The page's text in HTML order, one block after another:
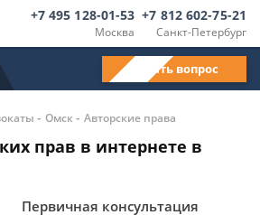
Москва
+7 495 128-01-53
Санкт-Петербург
+7 812 602-75-21
Задать вопрос
- Омск- Авторские права
прав в интернете в
Первичная консультация